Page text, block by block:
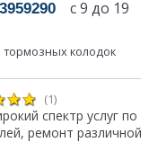
с 9 до 19
тормозных колодок
(1)
спектр услуг по
ремонт различной